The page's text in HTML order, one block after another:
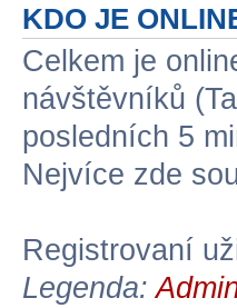
KDO JE
Celkem je
návštěvníků
posledních 5
Nejvíce zde
Registrovaní
Legenda: